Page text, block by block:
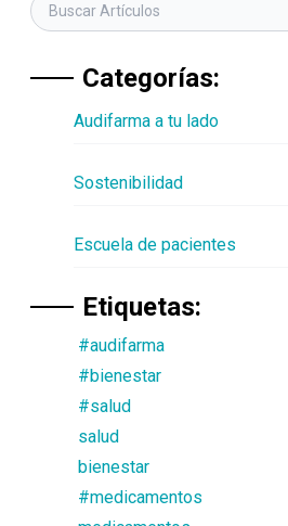
Categorías:
Audifarma a tu lado
Sostenibilidad
Escuela de pacientes
Etiquetas:
#audifarma
#bienestar
#salud
salud
bienestar
#medicamentos